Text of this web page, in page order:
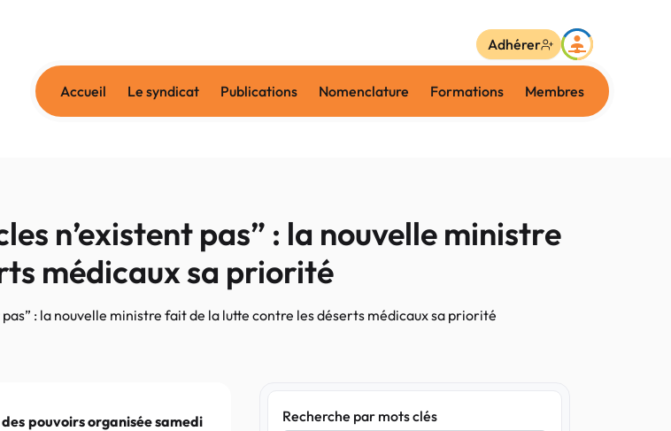
Accueil Le syndicat Publications Nomenclature Formations Membres
Adhérer
n’existent pas” : la nouvelle ministre
médicaux sa priorité
pas” : la nouvelle ministre fait de la lutte contre les déserts médicaux sa priorité
pouvoirs organisée samedi
Recherche par mots clés